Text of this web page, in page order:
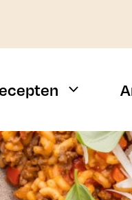
Weekmenu